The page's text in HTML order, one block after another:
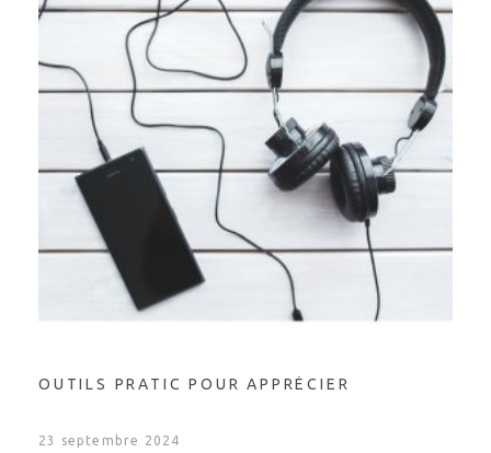
OUTILS PRATIC POUR APPRÉCIER
23 septembre 2024